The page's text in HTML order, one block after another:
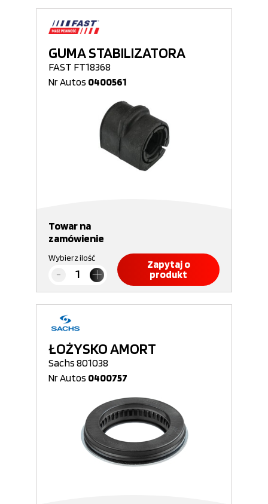
GUMA STABILIZATORA
FAST FT18368
Nr Autos 0400561
Towar na
zamówienie
Wybierz ilość
Zapytaj o
produkt
ŁOŻYSKO AMORT
Sachs 801038
Nr Autos 0400757